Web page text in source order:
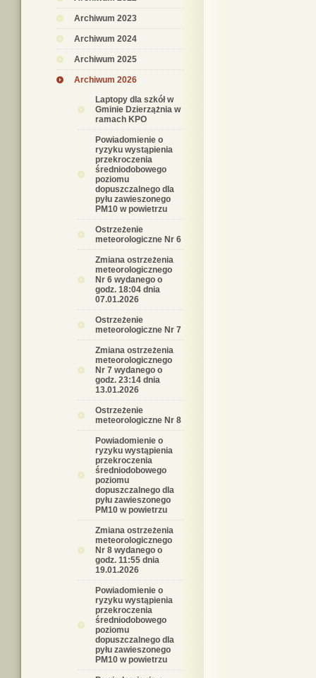
Archiwum 2023
Archiwum 2024
Archiwum 2025
Archiwum 2026
Laptopy dla szkół w
Gminie Dzierzążnia w
ramach KPO
Powiadomienie o
ryzyku wystąpienia
przekroczenia
średniodobowego
poziomu
dopuszczalnego dla
pyłu zawieszonego
PM10 w powietrzu
Ostrzeżenie
meteorologiczne Nr 6
Zmiana ostrzeżenia
meteorologicznego
Nr 6 wydanego o
godz. 18:04 dnia
07.01.2026
Ostrzeżenie
meteorologiczne Nr 7
Zmiana ostrzeżenia
meteorologicznego
Nr 7 wydanego o
godz. 23:14 dnia
13.01.2026
Ostrzeżenie
meteorologiczne Nr 8
Powiadomienie o
ryzyku wystąpienia
przekroczenia
średniodobowego
poziomu
dopuszczalnego dla
pyłu zawieszonego
PM10 w powietrzu
Zmiana ostrzeżenia
meteorologicznego
Nr 8 wydanego o
godz. 11:55 dnia
19.01.2026
Powiadomienie o
ryzyku wystąpienia
przekroczenia
średniodobowego
poziomu
dopuszczalnego dla
pyłu zawieszonego
PM10 w powietrzu